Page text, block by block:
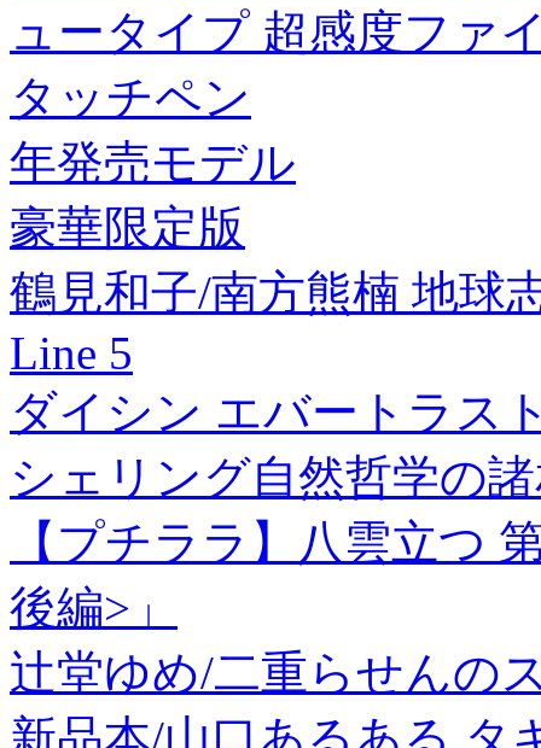
ュータイプ 超感度ファ
タッチペン
年発売モデル
豪華限定版
鶴見和子/南方熊楠 地球
Line 5
ダイシン エバートラス
シェリング自然哲学の
【プチララ】八雲立つ
後編>」
辻堂ゆめ/二重らせんの